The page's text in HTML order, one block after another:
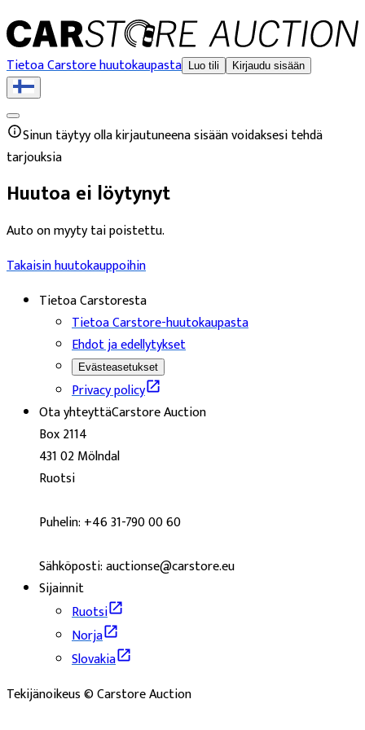
Tietoa Carstore huutokaupasta Luo tili Kirjaudu sisään
Sinun täytyy olla kirjautuneena sisään voidaksesi tehdä
tarjouksia
Huutoa ei löytynyt
Auto on myyty tai poistettu.
Takaisin huutokauppoihin
Tietoa Carstoresta
Tietoa Carstore-huutokaupasta
Ehdot ja edellytykset
Evästeasetukset
Privacy policy
Ota yhteyttäCarstore Auction
Box 2114
431 02 Mölndal
Ruotsi
Puhelin: +46 31-790 00 60
Sähköposti: auctionse@carstore.eu
Sijainnit
Ruotsi
Norja
Slovakia
Tekijänoikeus © Carstore Auction